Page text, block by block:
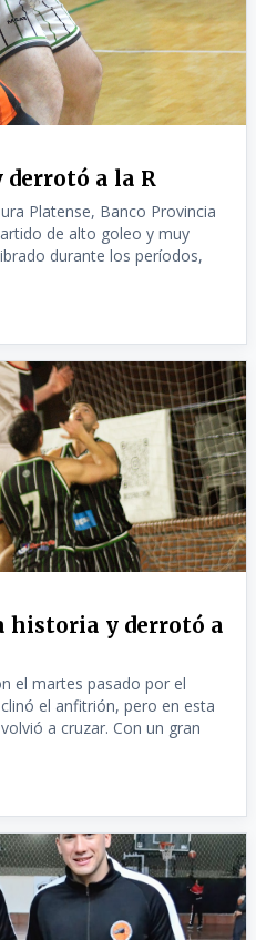
derrotó a la R
Platense, Banco Provincia
de alto goleo y muy
durante los períodos,
historia y derrotó a
el martes pasado por el
el anfitrión, pero en esta
a cruzar. Con un gran